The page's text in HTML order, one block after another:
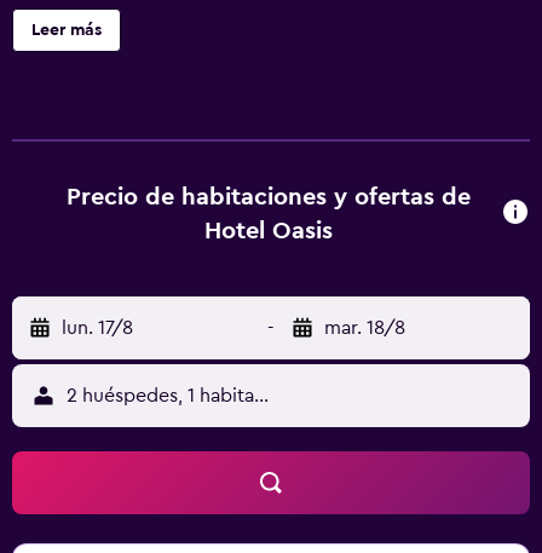
de entradas, un jardín y un área de pícnic. Hotel Oasis
ofrece 33 alojamientos con aire acondicionado y minibar.
este hotel incluyen una piscina al aire libre.
Leer más
Precio de habitaciones y ofertas de
Hotel Oasis
lun. 17/8 - mar. 18/8
2 huéspedes, 1 habitación